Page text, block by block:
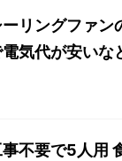
ーリングファン
電気代が安いな
不要で5人用